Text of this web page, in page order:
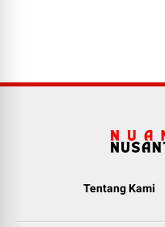
Tentang Kami